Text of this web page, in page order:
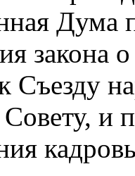
Дума
закона
и